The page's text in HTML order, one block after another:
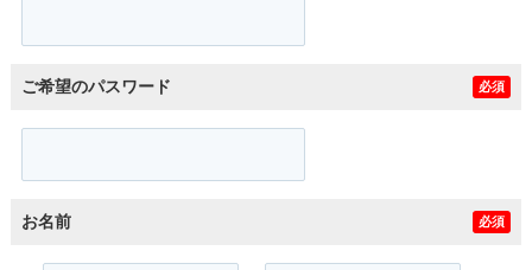
ご希望のパスワード 必須
お名前 必須